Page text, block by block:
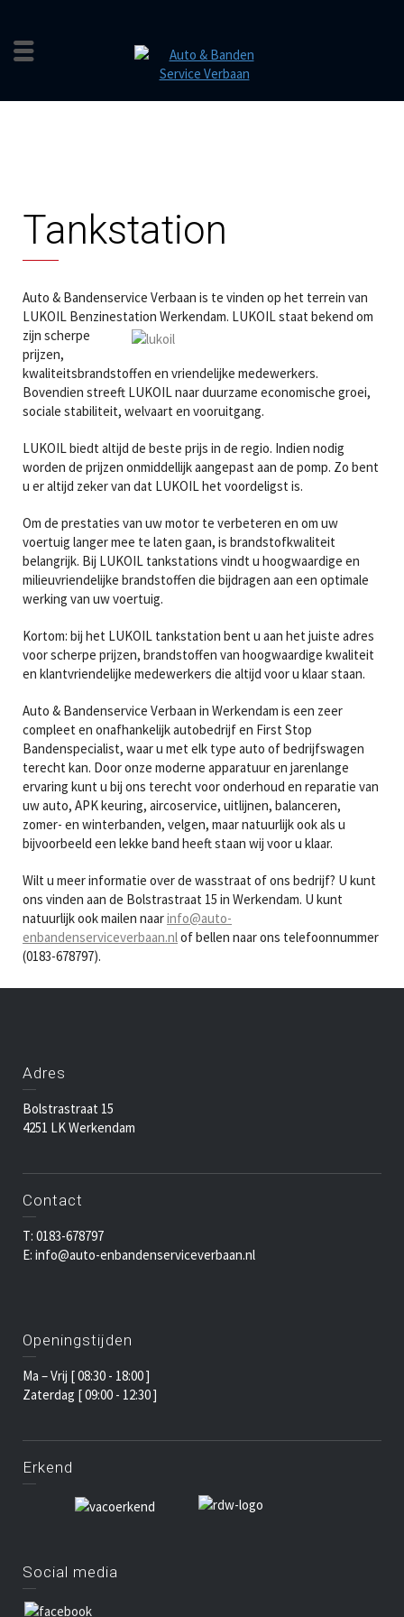
Tankstation
Auto & Bandenservice Verbaan is te vinden op het terrein van
LUKOIL Benzinestation Werkendam. LUKOIL staat bekend om
zijn scherpe
prijzen,
kwaliteitsbrandstoffen en vriendelijke medewerkers.
Bovendien streeft LUKOIL naar duurzame economische groei,
sociale stabiliteit, welvaart en vooruitgang.
LUKOIL biedt altijd de beste prijs in de regio. Indien nodig
worden de prijzen onmiddellijk aangepast aan de pomp. Zo bent
u er altijd zeker van dat LUKOIL het voordeligst is.
Om de prestaties van uw motor te verbeteren en om uw
voertuig langer mee te laten gaan, is brandstofkwaliteit
belangrijk. Bij LUKOIL tankstations vindt u hoogwaardige en
milieuvriendelijke brandstoffen die bijdragen aan een optimale
werking van uw voertuig.
Kortom: bij het LUKOIL tankstation bent u aan het juiste adres
voor scherpe prijzen, brandstoffen van hoogwaardige kwaliteit
en klantvriendelijke medewerkers die altijd voor u klaar staan.
Auto & Bandenservice Verbaan in Werkendam is een zeer
compleet en onafhankelijk autobedrijf en First Stop
Bandenspecialist, waar u met elk type auto of bedrijfswagen
terecht kan. Door onze moderne apparatuur en jarenlange
ervaring kunt u bij ons terecht voor onderhoud en reparatie van
uw auto, APK keuring, aircoservice, uitlijnen, balanceren,
zomer- en winterbanden, velgen, maar natuurlijk ook als u
bijvoorbeeld een lekke band heeft staan wij voor u klaar.
Wilt u meer informatie over de wasstraat of ons bedrijf? U kunt
ons vinden aan de Bolstrastraat 15 in Werkendam. U kunt
natuurlijk ook mailen naarinfo@auto-
enbandenserviceverbaan.nlof bellen naar ons telefoonnummer
(0183-678797).
Adres
Bolstrastraat 15
4251 LK Werkendam
Contact
T: 0183-678797
E: info@auto-enbandenserviceverbaan.nl
Openingstijden
Ma – Vrij [ 08:30 - 18:00 ]
Zaterdag [ 09:00 - 12:30 ]
Erkend
Social media